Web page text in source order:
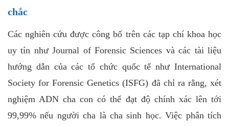
chắc
Các nghiên cứu được công bố trên các tạp chí khoa học
uy tín như Journal of Forensic Sciences và các tài liệu
hướng dẫn của các tổ chức quốc tế như International
Society for Forensic Genetics (ISFG) đã chỉ ra rằng, xét
nghiệm ADN cha con có thể đạt độ chính xác lên tới
99,99% nếu người cha là cha sinh học. Việc phân tích